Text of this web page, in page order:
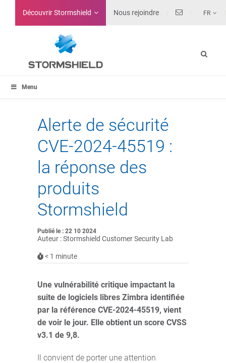
Découvrir Stormshield Nous rejoindre FR
Menu
Alerte de sécurité
CVE-2024-45519 :
la réponse des
produits
Stormshield
Publié le : 22 10 2024
Auteur : Stormshield Customer Security Lab
< 1 minute
Une vulnérabilité critique impactant la
suite de logiciels libres Zimbra identifiée
par la référence CVE-2024-45519, vient
de voir le jour. Elle obtient un score CVSS
v3.1 de 9,8.
Il convient de porter une attention